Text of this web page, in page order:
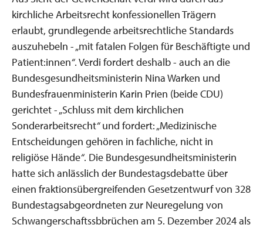
kirchliche Arbeitsrecht konfessionellen Trägern
erlaubt, grundlegende arbeitsrechtliche Standards
auszuhebeln - „mit fatalen Folgen für Beschäftigte und
Patient:innen“. Verdi fordert deshalb - auch an die
Bundesgesundheitsministerin Nina Warken und
Bundesfrauenministerin Karin Prien (beide CDU)
gerichtet - „Schluss mit dem kirchlichen
Sonderarbeitsrecht“und fordert: „Medizinische
Entscheidungen gehören in fachliche, nicht in
religiöse Hände“. Die Bundesgesundheitsministerin
hatte sich anlässlich der Bundestagsdebatte über
einen fraktionsübergreifenden Gesetzentwurf von 328
Bundestagsabgeordneten zur Neuregelung von
Schwangerschaftssbbrüchen am 5. Dezember 2024 als